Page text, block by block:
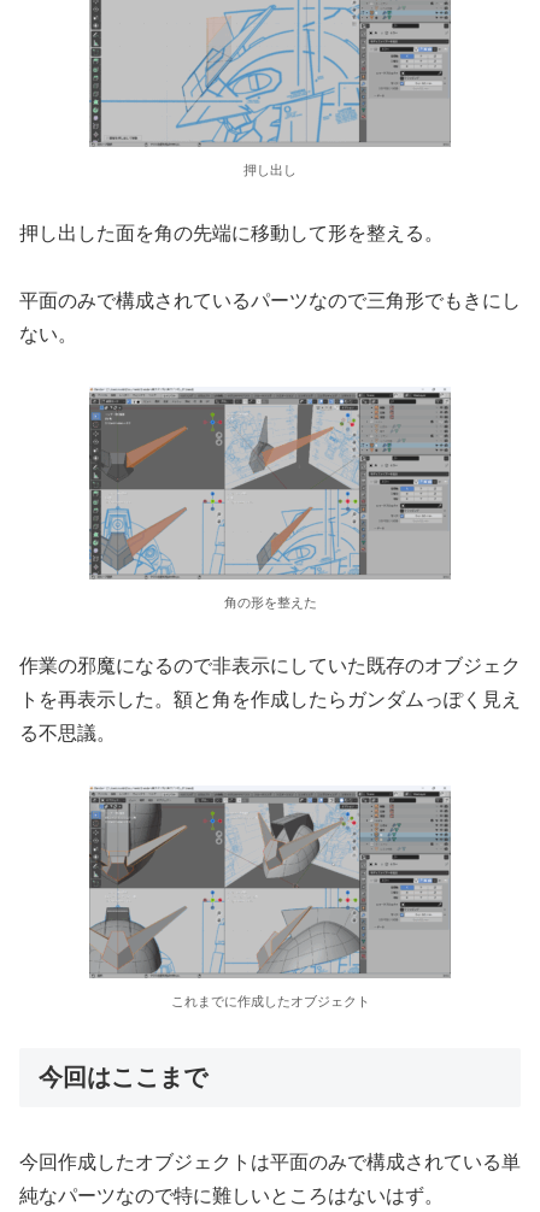
押し出し
押し出した面を角の先端に移動して形を整える。
平面のみで構成されているパーツなので三角形でもきにし
ない。
角の形を整えた
作業の邪魔になるので非表示にしていた既存のオブジェク
トを再表示した。額と角を作成したらガンダムっぽく見え
る不思議。
これまでに作成したオブジェクト
今回はここまで
今回作成したオブジェクトは平面のみで構成されている単
純なパーツなので特に難しいところはないはず。